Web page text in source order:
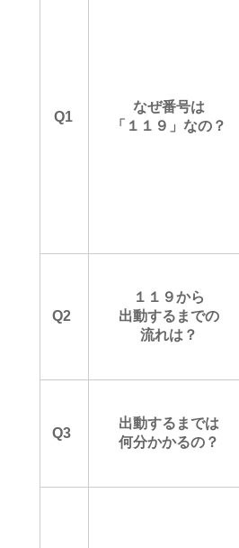
Q1
なぜ番号は
「１１９」なの？
Q2
１１９から
出動するまでの
流れは？
Q3
出動するまでは
何分かかるの？